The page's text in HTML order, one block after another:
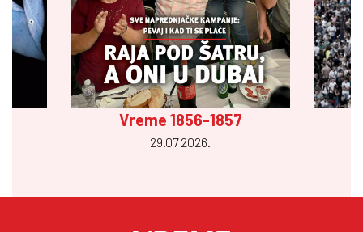
Vreme 1856-1857
29.07 2026.